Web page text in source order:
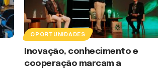
OPORTUNIDADES
Inovação, conhecimento e
cooperação marcam a